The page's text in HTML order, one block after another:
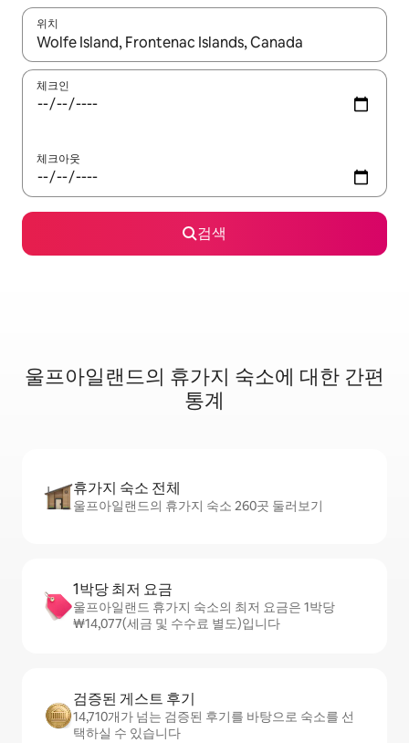
위치
결과가 나오면 위·아래 화살표 키를 사용하거나 터치 또는 스와이
체크인
체크아웃
검색
울프아일랜드의 휴가지 숙소에 대한 간편
통계
휴가지 숙소 전체
울프아일랜드의 휴가지 숙소 260곳 둘러보기
1박당 최저 요금
울프아일랜드 휴가지 숙소의 최저 요금은 1박당
₩14,077(세금 및 수수료 별도)입니다
검증된 게스트 후기
14,710개가 넘는 검증된 후기를 바탕으로 숙소를 선
택하실 수 있습니다